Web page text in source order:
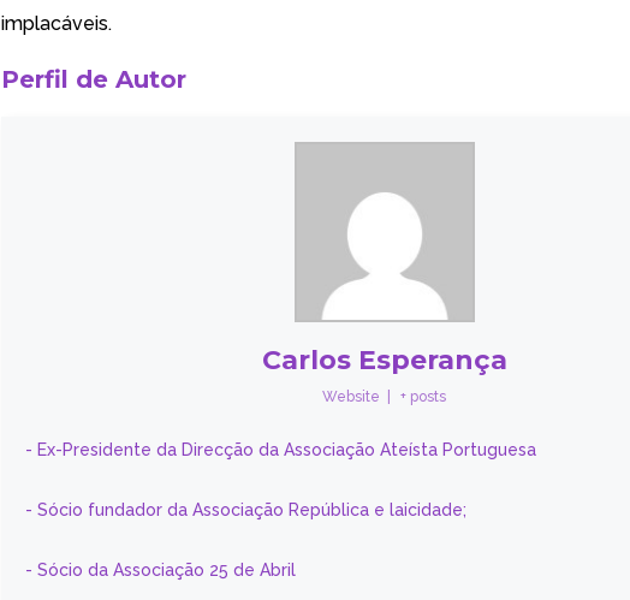
implacáveis.
Perfil de Autor
Carlos Esperança
Website + posts
- Ex-Presidente da Direcção da Associação Ateísta Portuguesa
- Sócio fundador da Associação República e laicidade;
- Sócio da Associação 25 de Abril